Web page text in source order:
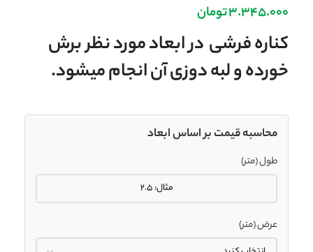
3.345.000تومان
کناره فرشی در ابعاد مورد نظر برش
خورده و لبه دوزی آن انجام میشود.
محاسبه قیمت بر اساس ابعاد
طول (متر)
عرض (متر)